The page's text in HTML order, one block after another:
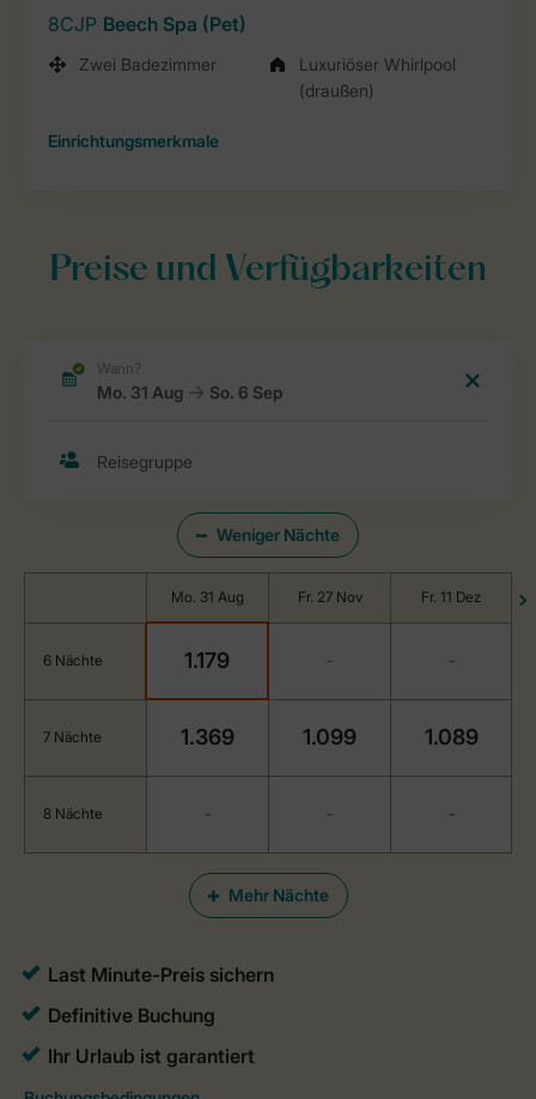
8CJP Beech Spa (Pet)
Zwei Badezimmer
Luxuriöser Whirlpool
(draußen)
Einrichtungsmerkmale
Preise und Verfügbarkeiten
Weniger Nächte
Mehr Nächte
Mo. 31 Aug Fr. 27 Nov Fr. 11 Dez
6 Nächte 1.179 - -
7 Nächte 1.369 1.099 1.089
8 Nächte - - -